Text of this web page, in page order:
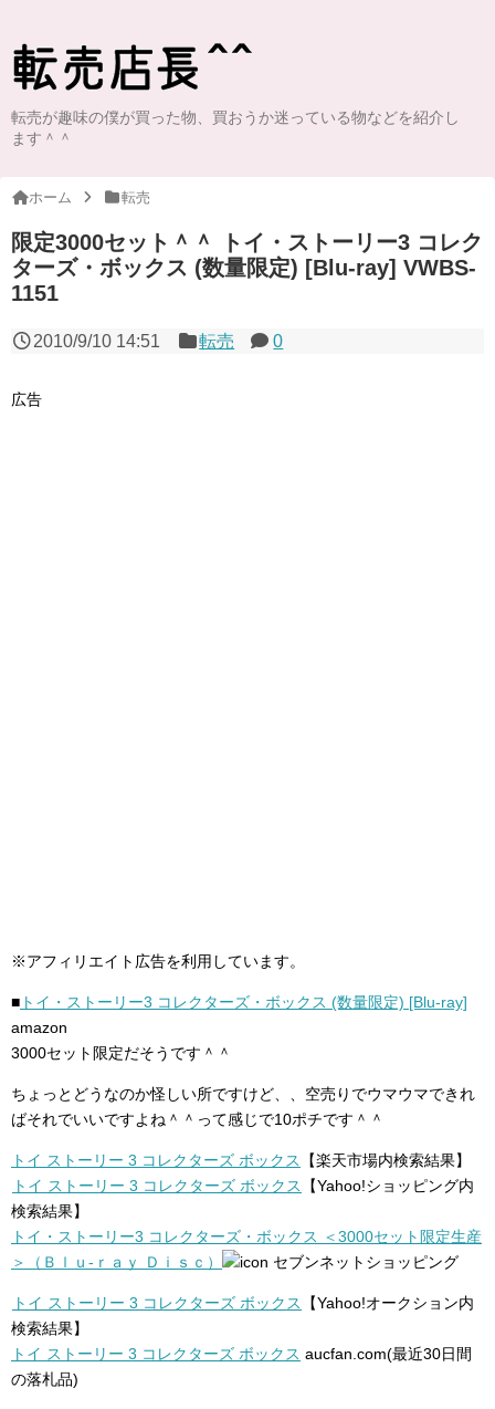
転売が趣味の僕が買った物、買おうか迷っている物などを紹介し
ます＾＾
ホーム 転売
限定3000セット＾＾ トイ・ストーリー3 コレク
ターズ・ボックス (数量限定) [Blu-ray] VWBS-
1151
2010/9/10 14:51 転売 0
広告
※アフィリエイト広告を利用しています。
■ トイ・ストーリー3 コレクターズ・ボックス (数量限定) [Blu-ray]
amazon
3000セット限定だそうです＾＾
ちょっとどうなのか怪しい所ですけど、、空売りでウマウマできれ
ばそれでいいですよね＾＾って感じで10ポチです＾＾
トイ ストーリー 3 コレクターズ ボックス
【楽天市場内検索結果】
トイ ストーリー 3 コレクターズ ボックス
【Yahoo!ショッピング内
検索結果】
トイ・ストーリー3 コレクターズ・ボックス ＜3000セット限定生産
＞（Ｂｌｕ‐ｒａｙ Ｄｉｓｃ）
セブンネットショッピング
トイ ストーリー 3 コレクターズ ボックス
【Yahoo!オークション内
検索結果】
トイ ストーリー 3 コレクターズ ボックス aucfan.com(最近30日間
の落札品)